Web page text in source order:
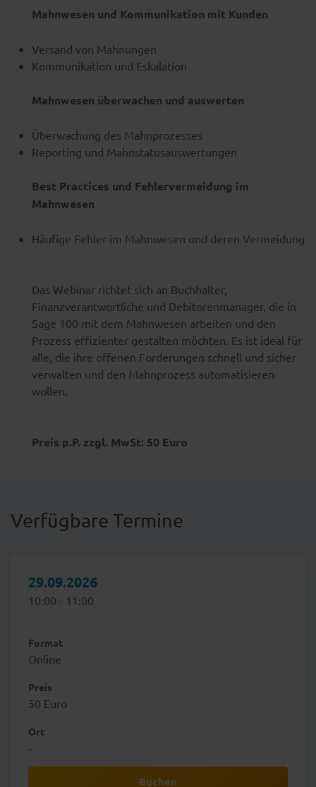
Mahnwesen und Kommunikation mit Kunden
Versand von Mahnungen
Kommunikation und Eskalation
Mahnwesen überwachen und auswerten
Überwachung des Mahnprozesses
Reporting und Mahnstatusauswertungen
Best Practices und Fehlervermeidung im
Mahnwesen
Häufige Fehler im Mahnwesen und deren Vermeidung
Das Webinar richtet sich an Buchhalter,
Finanzverantwortliche und Debitorenmanager, die in
Sage 100 mit dem Mahnwesen arbeiten und den
Prozess effizienter gestalten möchten. Es ist ideal für
alle, die ihre offenen Forderungen schnell und sicher
verwalten und den Mahnprozess automatisieren
wollen.
Preis p.P. zzgl. MwSt: 50 Euro
Verfügbare Termine
29.09.2026
10:00 - 11:00
Format
Online
Preis
50 Euro
Ort
-
Buchen